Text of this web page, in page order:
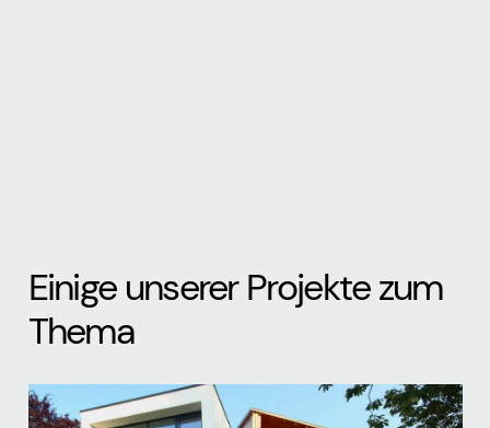
Einige unserer Projekte zum
Thema